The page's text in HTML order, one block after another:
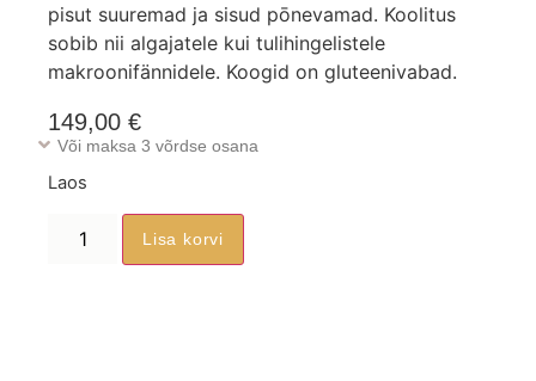
pisut suuremad ja sisud pōnevamad. Koolitus
sobib nii algajatele kui tulihingelistele
makroonifännidele. Koogid on gluteenivabad.
149,00 €
Või maksa 3 võrdse osana
Laos
Lisa korvi